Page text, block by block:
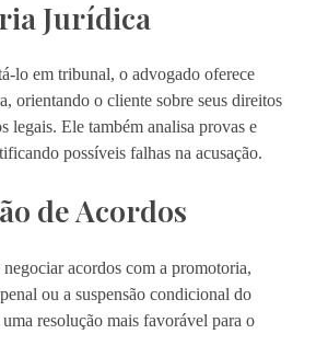
Jurídica
lo em tribunal, o advogado oferece
orientando o cliente sobre seus direitos
legais. Ele também analisa provas e
possíveis falhas na acusação.
de Acordos
acordos com a promotoria,
ou a suspensão condicional do
resolução mais favorável para o